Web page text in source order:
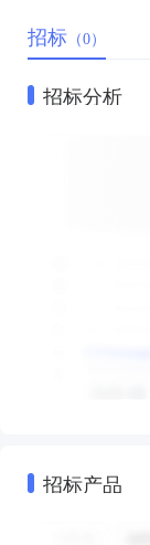
招标 （0）
招标分析
招标产品